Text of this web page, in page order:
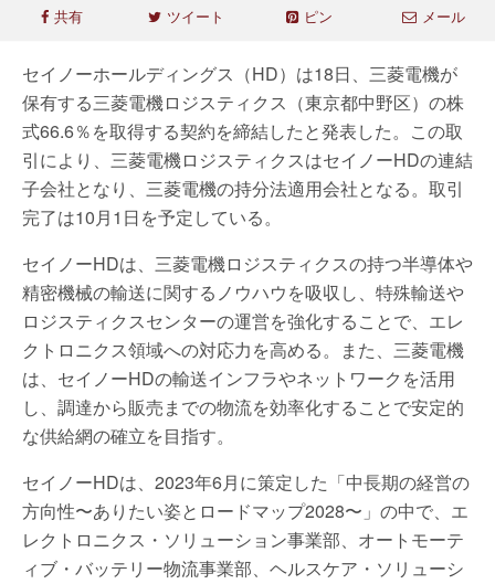
共有 ツイート ピン メール
セイノーホールディングス（HD）は18日、三菱電機が
保有する三菱電機ロジスティクス（東京都中野区）の株
式66.6％を取得する契約を締結したと発表した。この取
引により、三菱電機ロジスティクスはセイノーHDの連結
子会社となり、三菱電機の持分法適用会社となる。取引
完了は10月1日を予定している。
セイノーHDは、三菱電機ロジスティクスの持つ半導体や
精密機械の輸送に関するノウハウを吸収し、特殊輸送や
ロジスティクスセンターの運営を強化することで、エレ
クトロニクス領域への対応力を高める。また、三菱電機
は、セイノーHDの輸送インフラやネットワークを活用
し、調達から販売までの物流を効率化することで安定的
な供給網の確立を目指す。
セイノーHDは、2023年6月に策定した「中長期の経営の
方向性〜ありたい姿とロードマップ2028〜」の中で、エ
レクトロニクス・ソリューション事業部、オートモーテ
ィブ・バッテリー物流事業部、ヘルスケア・ソリューシ